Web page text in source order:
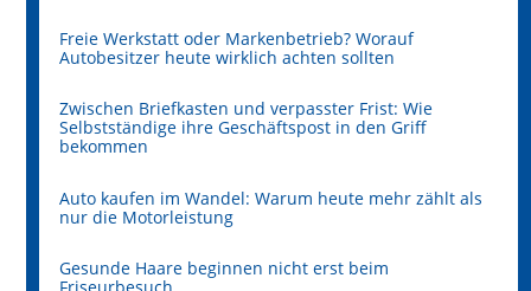
Freie Werkstatt oder Markenbetrieb? Worauf
Autobesitzer heute wirklich achten sollten
Zwischen Briefkasten und verpasster Frist: Wie
Selbstständige ihre Geschäftspost in den Griff
bekommen
Auto kaufen im Wandel: Warum heute mehr zählt als
nur die Motorleistung
Gesunde Haare beginnen nicht erst beim